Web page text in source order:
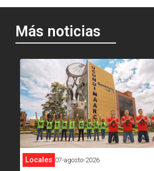
Más noticias
Locales 07-agosto-2026